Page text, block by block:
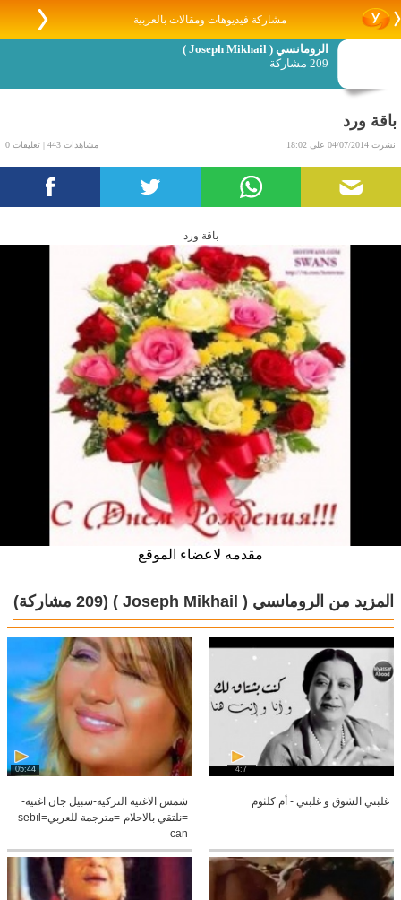
مشاركة فيديوهات ومقالات بالعربية
الرومانسي ( ‏‎Joseph Mikhail )
209 مشاركة
باقة ورد
نشرت 04/07/2014 على 18:02 مشاهدات 443 | تعليقات 0
باقة ورد
مقدمه لاعضاء الموقع
المزيد من الرومانسي ( ‏‎Joseph Mikhail ) (209 مشاركة)
4:7
غلبني الشوق و غلبني - أم كلثوم
05:44
شمس الاغنية التركية-سبيل جان اغنية-
=نلتقي بالاحلام-=مترجمة للعربي=sebıl
can